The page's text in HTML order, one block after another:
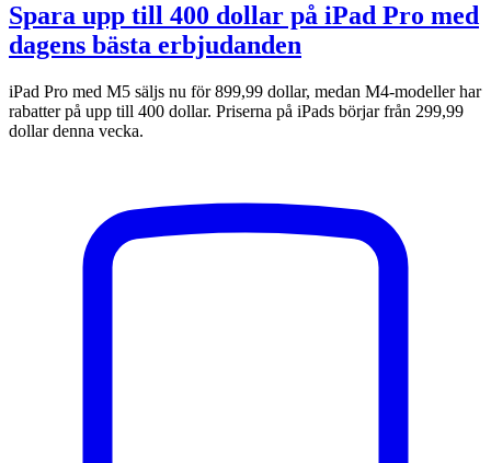
Spara upp till 400 dollar på iPad Pro med
dagens bästa erbjudanden
iPad Pro med M5 säljs nu för 899,99 dollar, medan M4-modeller har
rabatter på upp till 400 dollar. Priserna på iPads börjar från 299,99
dollar denna vecka.